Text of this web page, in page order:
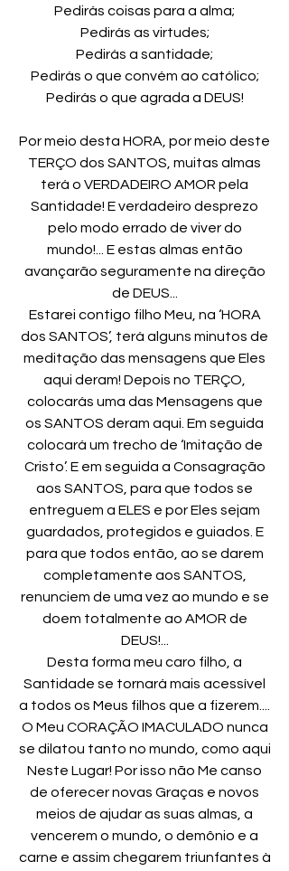
Pedirás coisas para a alma;
Pedirás as virtudes;
Pedirás a santidade;
Pedirás o que convém ao católico;
Pedirás o que agrada a DEUS!
Por meio desta HORA, por meio deste
TERÇO dos SANTOS, muitas almas
terá o VERDADEIRO AMOR pela
Santidade! E verdadeiro desprezo
pelo modo errado de viver do
mundo!... E estas almas então
avançarão seguramente na direção
de DEUS...
Estarei contigo filho Meu, na ‘HORA
dos SANTOS’, terá alguns minutos de
meditação das mensagens que Eles
aqui deram! Depois no TERÇO,
colocarás uma das Mensagens que
os SANTOS deram aqui. Em seguida
colocará um trecho de ‘Imitação de
Cristo’. E em seguida a Consagração
aos SANTOS, para que todos se
entreguem a ELES e por Eles sejam
guardados, protegidos e guiados. E
para que todos então, ao se darem
completamente aos SANTOS,
renunciem de uma vez ao mundo e se
doem totalmente ao AMOR de
DEUS!...
Desta forma meu caro filho, a
Santidade se tornará mais acessível
a todos os Meus filhos que a fizerem....
O Meu CORAÇÃO IMACULADO nunca
se dilatou tanto no mundo, como aqui
Neste Lugar! Por isso não Me canso
de oferecer novas Graças e novos
meios de ajudar as suas almas, a
vencerem o mundo, o demônio e a
carne e assim chegarem triunfantes à